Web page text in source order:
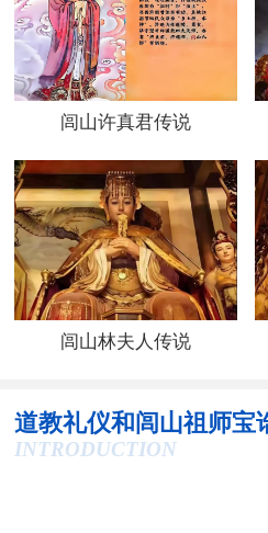
闾山许真君传说
闾山林夫人传说
道教礼仪和闾山祖师宝
INTRODUCTION